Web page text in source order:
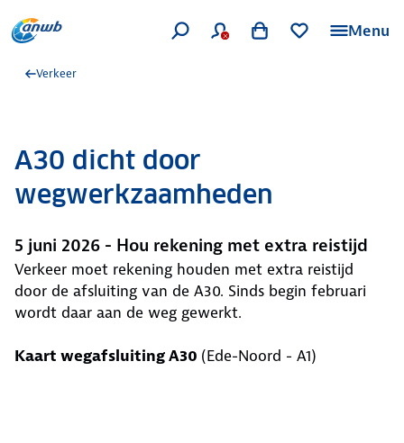
Menu
Verkeer
A30 dicht door
wegwerkzaamheden
5 juni 2026 - Hou rekening met extra reistijd
Verkeer moet rekening houden met extra reistijd
door de afsluiting van de A30. Sinds begin februari
wordt daar aan de weg gewerkt.
Kaart wegafsluiting A30 (Ede-Noord - A1)